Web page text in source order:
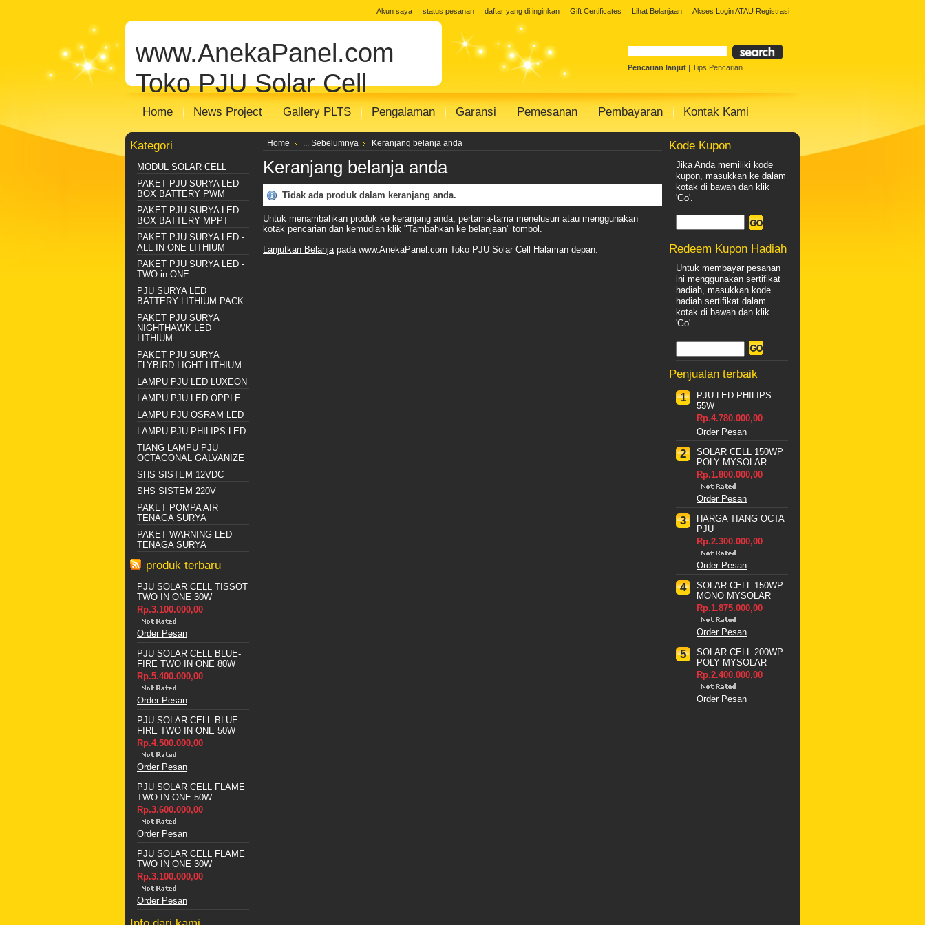
Toko Solar Cell jual solar panel Distributor Solar Panel Toko Solar Panel
jual panel surya toko panel surya Distributor PJU Surya
Distributor Plts Sentralisasi Distributor SHS SISTEM modul solar panel modul solar cell
Akun saya status pesanan daftar yang di inginkan Gift Certificates Lihat Belanjaan Akses LoginATAU Registrasi
www.AnekaPanel.com
Toko PJU Solar Cell
Pencarian lanjut | Tips Pencarian
Home News Project Gallery PLTS Pengalaman Garansi Pemesanan Pembayaran Kontak Kami
Kategori
MODUL SOLAR CELL
PAKET PJU SURYA LED -
BOX BATTERY PWM
PAKET PJU SURYA LED -
BOX BATTERY MPPT
PAKET PJU SURYA LED -
ALL IN ONE LITHIUM
PAKET PJU SURYA LED -
TWO in ONE
PJU SURYA LED
BATTERY LITHIUM PACK
PAKET PJU SURYA
NIGHTHAWK LED
LITHIUM
PAKET PJU SURYA
FLYBIRD LIGHT LITHIUM
LAMPU PJU LED LUXEON
LAMPU PJU LED OPPLE
LAMPU PJU OSRAM LED
LAMPU PJU PHILIPS LED
TIANG LAMPU PJU
OCTAGONAL GALVANIZE
SHS SISTEM 12VDC
SHS SISTEM 220V
PAKET POMPA AIR
TENAGA SURYA
PAKET WARNING LED
TENAGA SURYA
produk terbaru
PJU SOLAR CELL TISSOT
TWO IN ONE 30W
Rp.3.100.000,00
Order Pesan
PJU SOLAR CELL BLUE-
FIRE TWO IN ONE 80W
Rp.5.400.000,00
Order Pesan
PJU SOLAR CELL BLUE-
FIRE TWO IN ONE 50W
Rp.4.500.000,00
Order Pesan
PJU SOLAR CELL FLAME
TWO IN ONE 50W
Rp.3.600.000,00
Order Pesan
PJU SOLAR CELL FLAME
TWO IN ONE 30W
Rp.3.100.000,00
Order Pesan
Home ... Sebelumnya Keranjang belanja anda
Keranjang belanja anda
Tidak ada produk dalam keranjang anda.
Untuk menambahkan produk ke keranjang anda, pertama-tama menelusuri atau menggunakan
kotak pencarian dan kemudian klik "Tambahkan ke belanjaan" tombol.
Lanjutkan Belanjapada www.AnekaPanel.com Toko PJU Solar Cell Halaman depan.
Kode Kupon
Jika Anda memiliki kode
kupon, masukkan ke dalam
kotak di bawah dan klik
'Go'.
Redeem Kupon Hadiah
Untuk membayar pesanan
ini menggunakan sertifikat
hadiah, masukkan kode
hadiah sertifikat dalam
kotak di bawah dan klik
'Go'.
Penjualan terbaik
1
PJU LED PHILIPS
55W
Rp.4.780.000,00
Order Pesan
2
SOLAR CELL 150WP
POLY MYSOLAR
Rp.1.800.000,00
Order Pesan
3
HARGA TIANG OCTA
PJU
Rp.2.300.000,00
Order Pesan
4
SOLAR CELL 150WP
MONO MYSOLAR
Rp.1.875.000,00
Order Pesan
5
SOLAR CELL 200WP
POLY MYSOLAR
Rp.2.400.000,00
Order Pesan